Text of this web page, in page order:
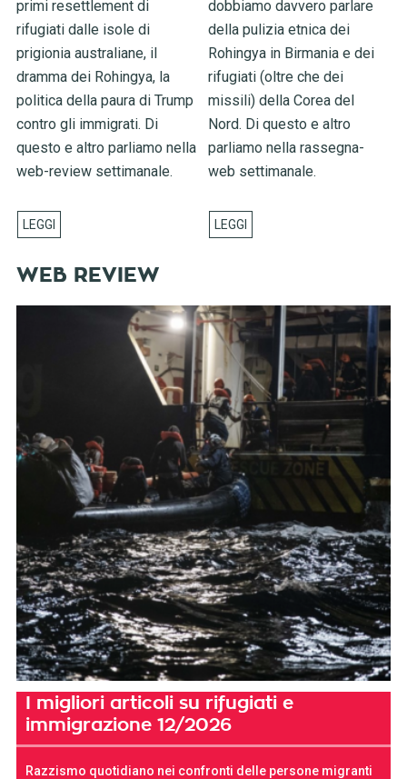
primi resettlement di
rifugiati dalle isole di
prigionia australiane, il
dramma dei Rohingya, la
politica della paura di Trump
contro gli immigrati. Di
questo e altro parliamo nella
web-review settimanale.
dobbiamo davvero parlare
della pulizia etnica dei
Rohingya in Birmania e dei
rifugiati (oltre che dei
missili) della Corea del
Nord. Di questo e altro
parliamo nella rassegna-
web settimanale.
WEB REVIEW
I migliori articoli su rifugiati e
immigrazione 12/2026
Razzismo quotidiano nei confronti delle persone migranti